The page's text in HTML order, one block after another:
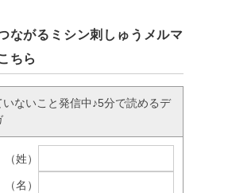
ながるミシン刺しゅうメルマ
ちら
ないこと発信中♪5分で読めるデ
（姓）
（名）